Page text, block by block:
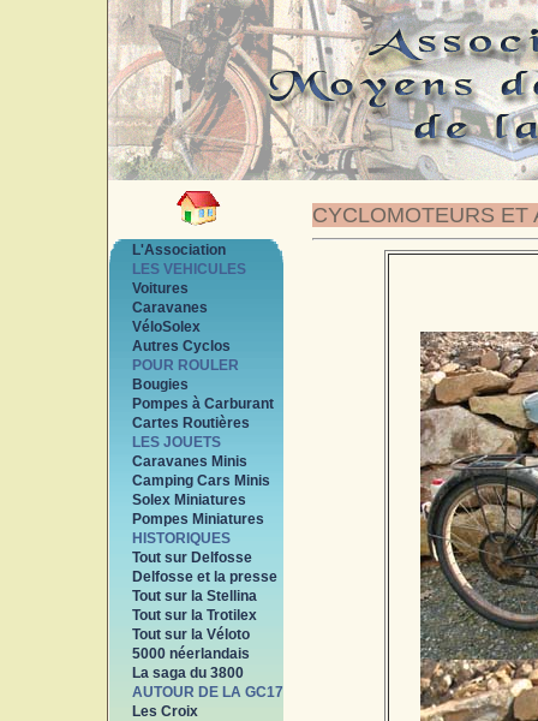
CYCLOMOTEURS ET
L'Association
LES VEHICULES
Voitures
Caravanes
VéloSolex
Autres Cyclos
POUR ROULER
Bougies
Pompes à Carburant
Cartes Routières
LES JOUETS
Caravanes Minis
Camping Cars Minis
Solex Miniatures
Pompes Miniatures
HISTORIQUES
Tout sur Delfosse
Delfosse et la presse
Tout sur la Stellina
Tout sur la Trotilex
Tout sur la Véloto
5000 néerlandais
La saga du 3800
AUTOUR DE LA GC17
Les Croix